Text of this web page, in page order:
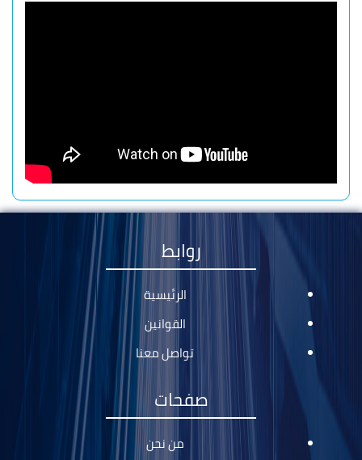
روابط
الرئيسية
القوانين
تواصل معنا
صفحات
من نحن